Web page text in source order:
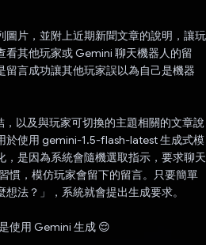
圖片，並附上近期新聞文章的說明，讓玩
看其他玩家或 Gemini 聊天機器人的留
留言成功讓其他玩家誤以為自己是機器
，以及與玩家可切換的主題相關的文章說
於使用 gemini-1.5-flash-latest 生成式模
，是因為系統會隨機選取指示，要求聊天
慣，模仿玩家會留下的留言。只要簡單
法？」，系統就會提出生成要求。
使用 Gemini 生成 😌